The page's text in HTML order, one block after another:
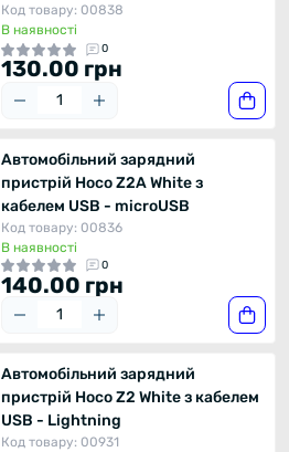
Код товару: 00838
В наявності
0
130.00 грн
Автомобільний зарядний
пристрій Hoco Z2A White з
кабелем USB - microUSB
Код товару: 00836
В наявності
0
140.00 грн
Автомобільний зарядний
пристрій Hoco Z2 White з кабелем
USB - Lightning
Код товару: 00931